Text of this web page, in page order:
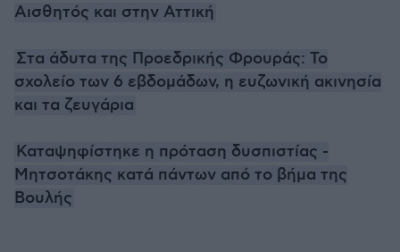
Αισθητός και στην Αττική
Στα άδυτα της Προεδρικής Φρουράς: Το
σχολείο των 6 εβδομάδων, η ευζωνική ακινησία
και τα ζευγάρια
Καταψηφίστηκε η πρόταση δυσπιστίας -
Μητσοτάκης κατά πάντων από το βήμα της
Βουλής